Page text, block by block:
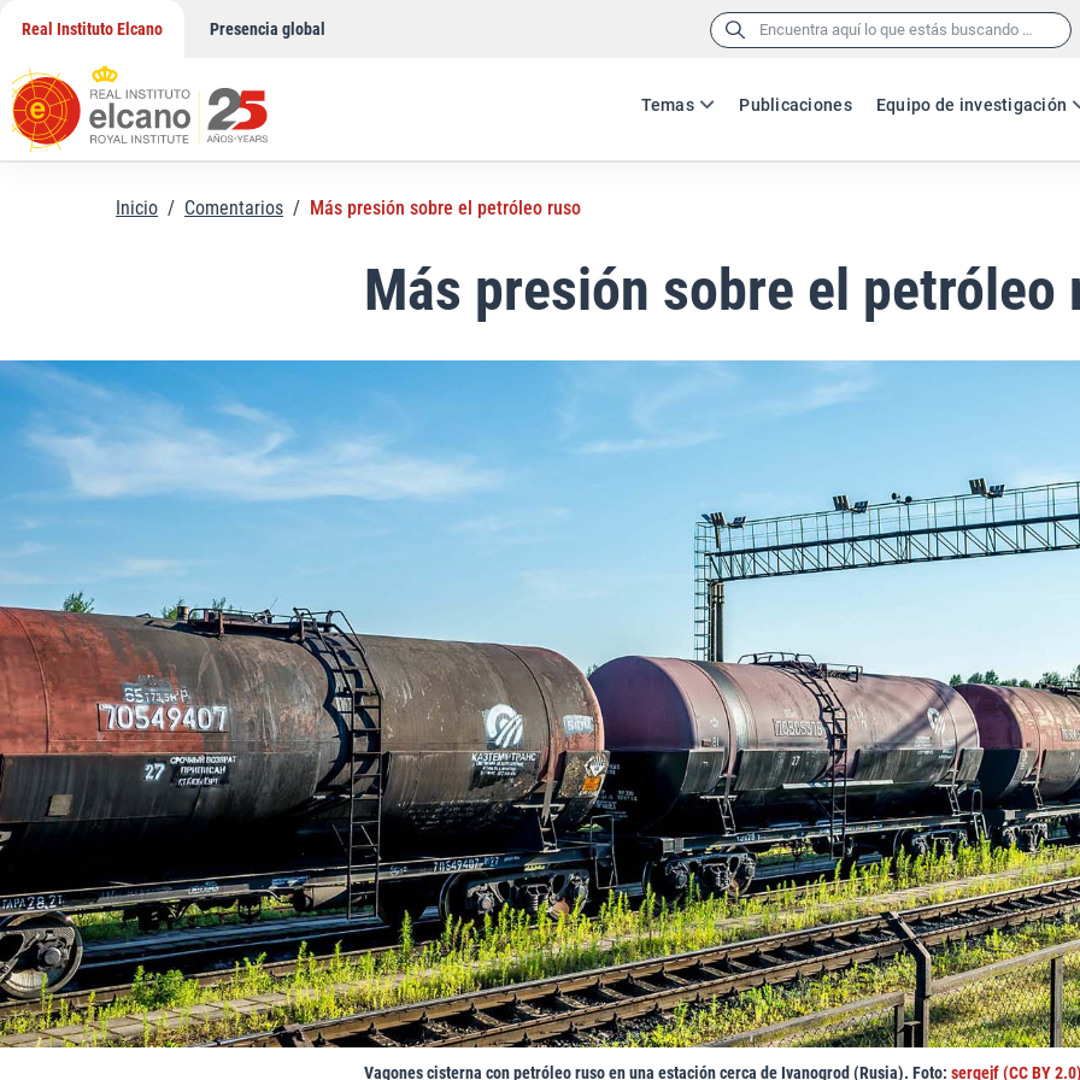
contenido
Real Instituto Elcano Presencia global Buscar:
Temas Publicaciones Equipo de investigación
Inicio / Comentarios / Más presión sobre el petróleo ruso
Más presión sobre el petróleo
Vagones cisterna con petróleo ruso en una estación cerca de Ivanogrod (Rusia). Foto: sergejf (CC BY